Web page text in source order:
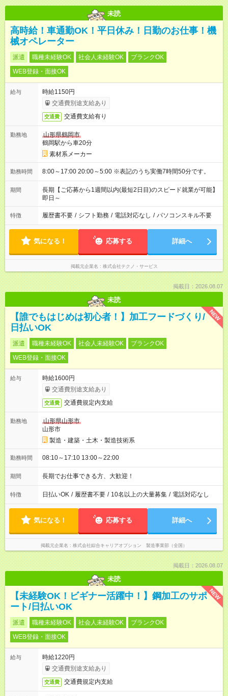
未読
高時給！車通勤OK！平日休み！日勤のお仕事！機
械オペレーター
派遣 職種未経験OK 社会人未経験OK
ブランクOK
WEB登録・面接OK
給与
時給1150円
交通費別途支給あり
交通費 交通費支給有り
勤務地
山形県鶴岡市
鶴岡駅から車20分
素材系メーカー
勤務時間 8:00～17:00 20:00～5:00 ※表記のうち実働7時間50分です。
期間
長期【ご応募から1週間以内(最短2日目)のスピード就業が可能】
即日～
特徴 履歴書不要 / シフト勤務 / 電話対応なし / パソコンスキル不要
気になる！ 応募する 詳細へ
掲載元企業名 株式会社テクノ・サービス
掲載日：2026.08.07
未読
NEW
【誰でもはじめは初心者！】加工フードづくり/
日払いOK
派遣 職種未経験OK 社会人未経験OK
ブランクOK
WEB登録・面接OK
給与
時給1600円
交通費別途支給あり
交通費 交通費規定内支給
勤務地
山形県山形市
山形市
製造・建築・土木・製造技術系
勤務時間 08:10～17:10 13:00～22:00
期間 長期でお仕事できる方、大歓迎！
特徴 日払いOK / 履歴書不要 / 10名以上の大量募集 / 電話対応なし
気になる！ 応募する 詳細へ
掲載元企業名 株式会社綜合キャリアオプション 製造事業部（全国）
掲載日：2026.08.07
未読
NEW
【未経験OK！ビギナー活躍中！】鋼加工のサポ
ート/日払いOK
派遣 職種未経験OK 社会人未経験OK
ブランクOK
WEB登録・面接OK
給与
時給1220円
交通費別途支給あり
交通費 交通費規定内支給